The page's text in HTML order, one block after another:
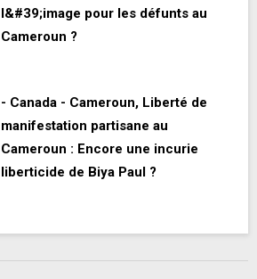
l&#39;image pour les défunts au
Cameroun ?
- Canada - Cameroun, Liberté de
manifestation partisane au
Cameroun : Encore une incurie
liberticide de Biya Paul ?